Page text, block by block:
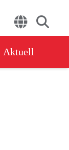
Aktuell